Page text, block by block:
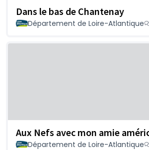
Dans le bas de Chantenay
Département de Loire-Atlantique
Aux Nefs avec mon amie
Département de Loire-Atlantique